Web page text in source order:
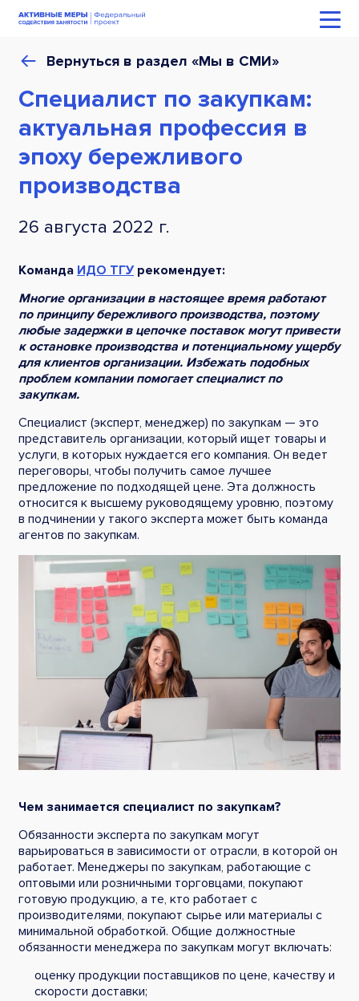
Вернуться в раздел «Мы в СМИ»
Специалист по закупкам:
актуальная профессия в
эпоху бережливого
производства
26 августа 2022 г.
Команда ИДО ТГУрекомендует:
Многие организации в настоящее время работают
по принципу бережливого производства, поэтому
любые задержки в цепочке поставок могут привести
к остановке производства и потенциальному ущербу
для клиентов организации. Избежать подобных
проблем компании помогает специалист по
закупкам.
Специалист (эксперт, менеджер) по закупкам — это
представитель организации, который ищет товары и
услуги, в которых нуждается его компания. Он ведет
переговоры, чтобы получить самое лучшее
предложение по подходящей цене. Эта должность
относится к высшему руководящему уровню, поэтому
в подчинении у такого эксперта может быть команда
агентов по закупкам.
Чем занимается специалист по закупкам?
Обязанности эксперта по закупкам могут
варьироваться в зависимости от отрасли, в которой он
работает. Менеджеры по закупкам, работающие с
оптовыми или розничными торговцами, покупают
готовую продукцию, а те, кто работает с
производителями, покупают сырье или материалы с
минимальной обработкой. Общие должностные
обязанности менеджера по закупкам могут включать:
оценку продукции поставщиков по цене, качеству и
скорости доставки;